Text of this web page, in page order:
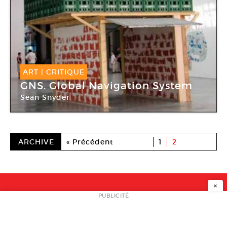
ART | CRITIQUE
GNS. Global Navigation System
Sean Snyder
Palais de Tokyo
ARCHIVE « Précédent 1 2
NEWSLETTER
×
PUBLICITÉ